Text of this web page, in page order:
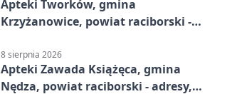
Apteki Tworków, gmina
Krzyżanowice, powiat raciborski -
8 sierpnia 2026
Apteki Zawada Książęca, gmina
Nędza, powiat raciborski - adresy,